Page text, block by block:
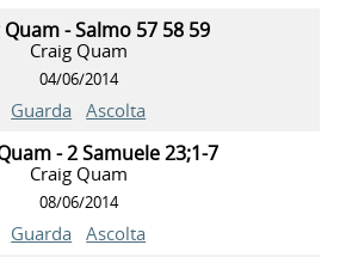
Quam - Salmo 57 58 59
Craig Quam
04/06/2014
Guarda Ascolta
- 2 Samuele 23;1-7
Craig Quam
08/06/2014
Guarda Ascolta